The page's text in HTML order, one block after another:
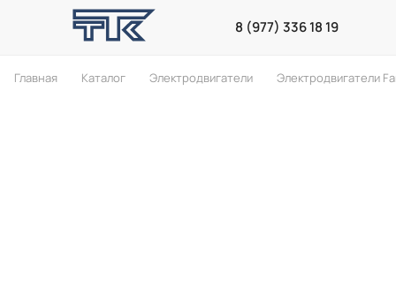
8 (977) 336 18 19
Главная Каталог Электродвигатели Электродвигатели